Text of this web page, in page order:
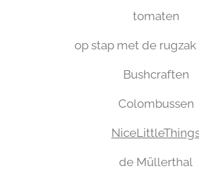
tomaten
op stap met de
Bushcraften
Colombussen
de Müllerthal